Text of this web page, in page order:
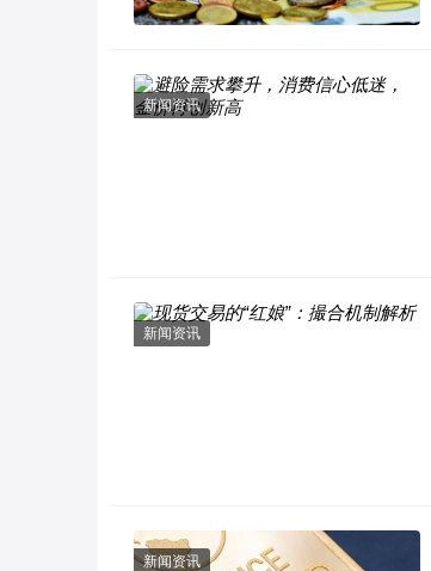
新闻资讯
新闻资讯
新闻资讯